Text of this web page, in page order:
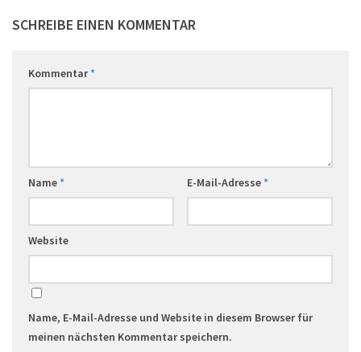
SCHREIBE EINEN KOMMENTAR
Kommentar*
Name* E-Mail-Adresse*
Website
Name, E-Mail-Adresse und Website in diesem Browser für
meinen nächsten Kommentar speichern.